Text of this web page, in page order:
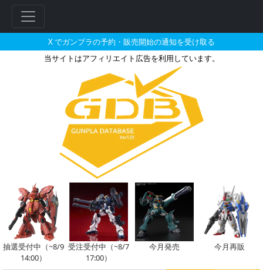
X でガンプラの予約・販売開始の通知を受け取る
当サイトはアフィリエイト広告を利用しています。
MG 1/100 RX-0 フルアーマーユ
抽選受付中（~8/9
14:00）
受注受付中（~8/7
17:00）
今月発売 今月再販